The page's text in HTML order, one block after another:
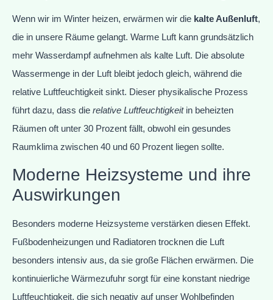
Wenn wir im Winter heizen, erwärmen wir die kalte Außenluft,
die in unsere Räume gelangt. Warme Luft kann grundsätzlich
mehr Wasserdampf aufnehmen als kalte Luft. Die absolute
Wassermenge in der Luft bleibt jedoch gleich, während die
relative Luftfeuchtigkeit sinkt. Dieser physikalische Prozess
führt dazu, dass die relative Luftfeuchtigkeitin beheizten
Räumen oft unter 30 Prozent fällt, obwohl ein gesundes
Raumklima zwischen 40 und 60 Prozent liegen sollte.
Moderne Heizsysteme und ihre
Auswirkungen
Besonders moderne Heizsysteme verstärken diesen Effekt.
Fußbodenheizungen und Radiatoren trocknen die Luft
besonders intensiv aus, da sie große Flächen erwärmen. Die
kontinuierliche Wärmezufuhr sorgt für eine konstant niedrige
Luftfeuchtigkeit, die sich negativ auf unser Wohlbefinden